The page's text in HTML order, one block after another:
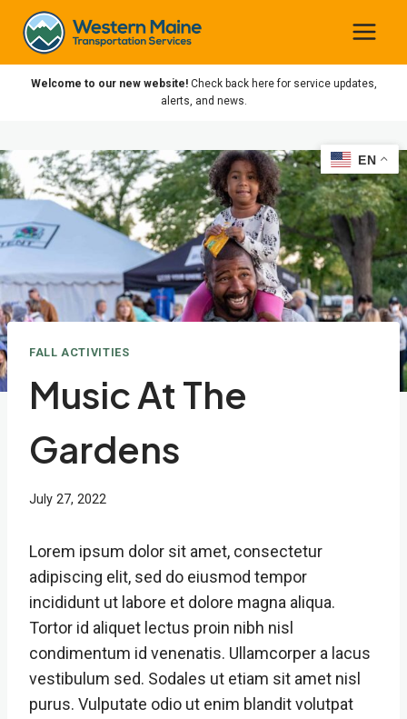
content
Welcome to our new website!Check back here for service updates,
alerts, and news.
EN
FALL ACTIVITIES
Music At The
Gardens
July 27, 2022
Lorem ipsum dolor sit amet, consectetur
adipiscing elit, sed do eiusmod tempor
incididunt ut labore et dolore magna aliqua.
Tortor id aliquet lectus proin nibh nisl
condimentum id venenatis. Ullamcorper a lacus
vestibulum sed. Sodales ut etiam sit amet nisl
purus. Vulputate odio ut enim blandit volutpat
EN